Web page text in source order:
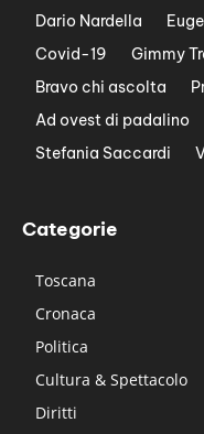
Dario Nardella
Covid-19
Gimmy
Bravo chi ascolta
Ad ovest di padalino
Stefania Saccardi
Categorie
Toscana
Cronaca
Politica
Cultura & Spettacolo
Diritti